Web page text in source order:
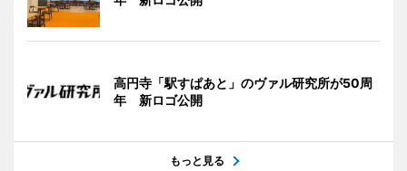
高円寺「駅すぱあと」のヴァル研究所が50周
年 新ロゴ公開
もっと見る